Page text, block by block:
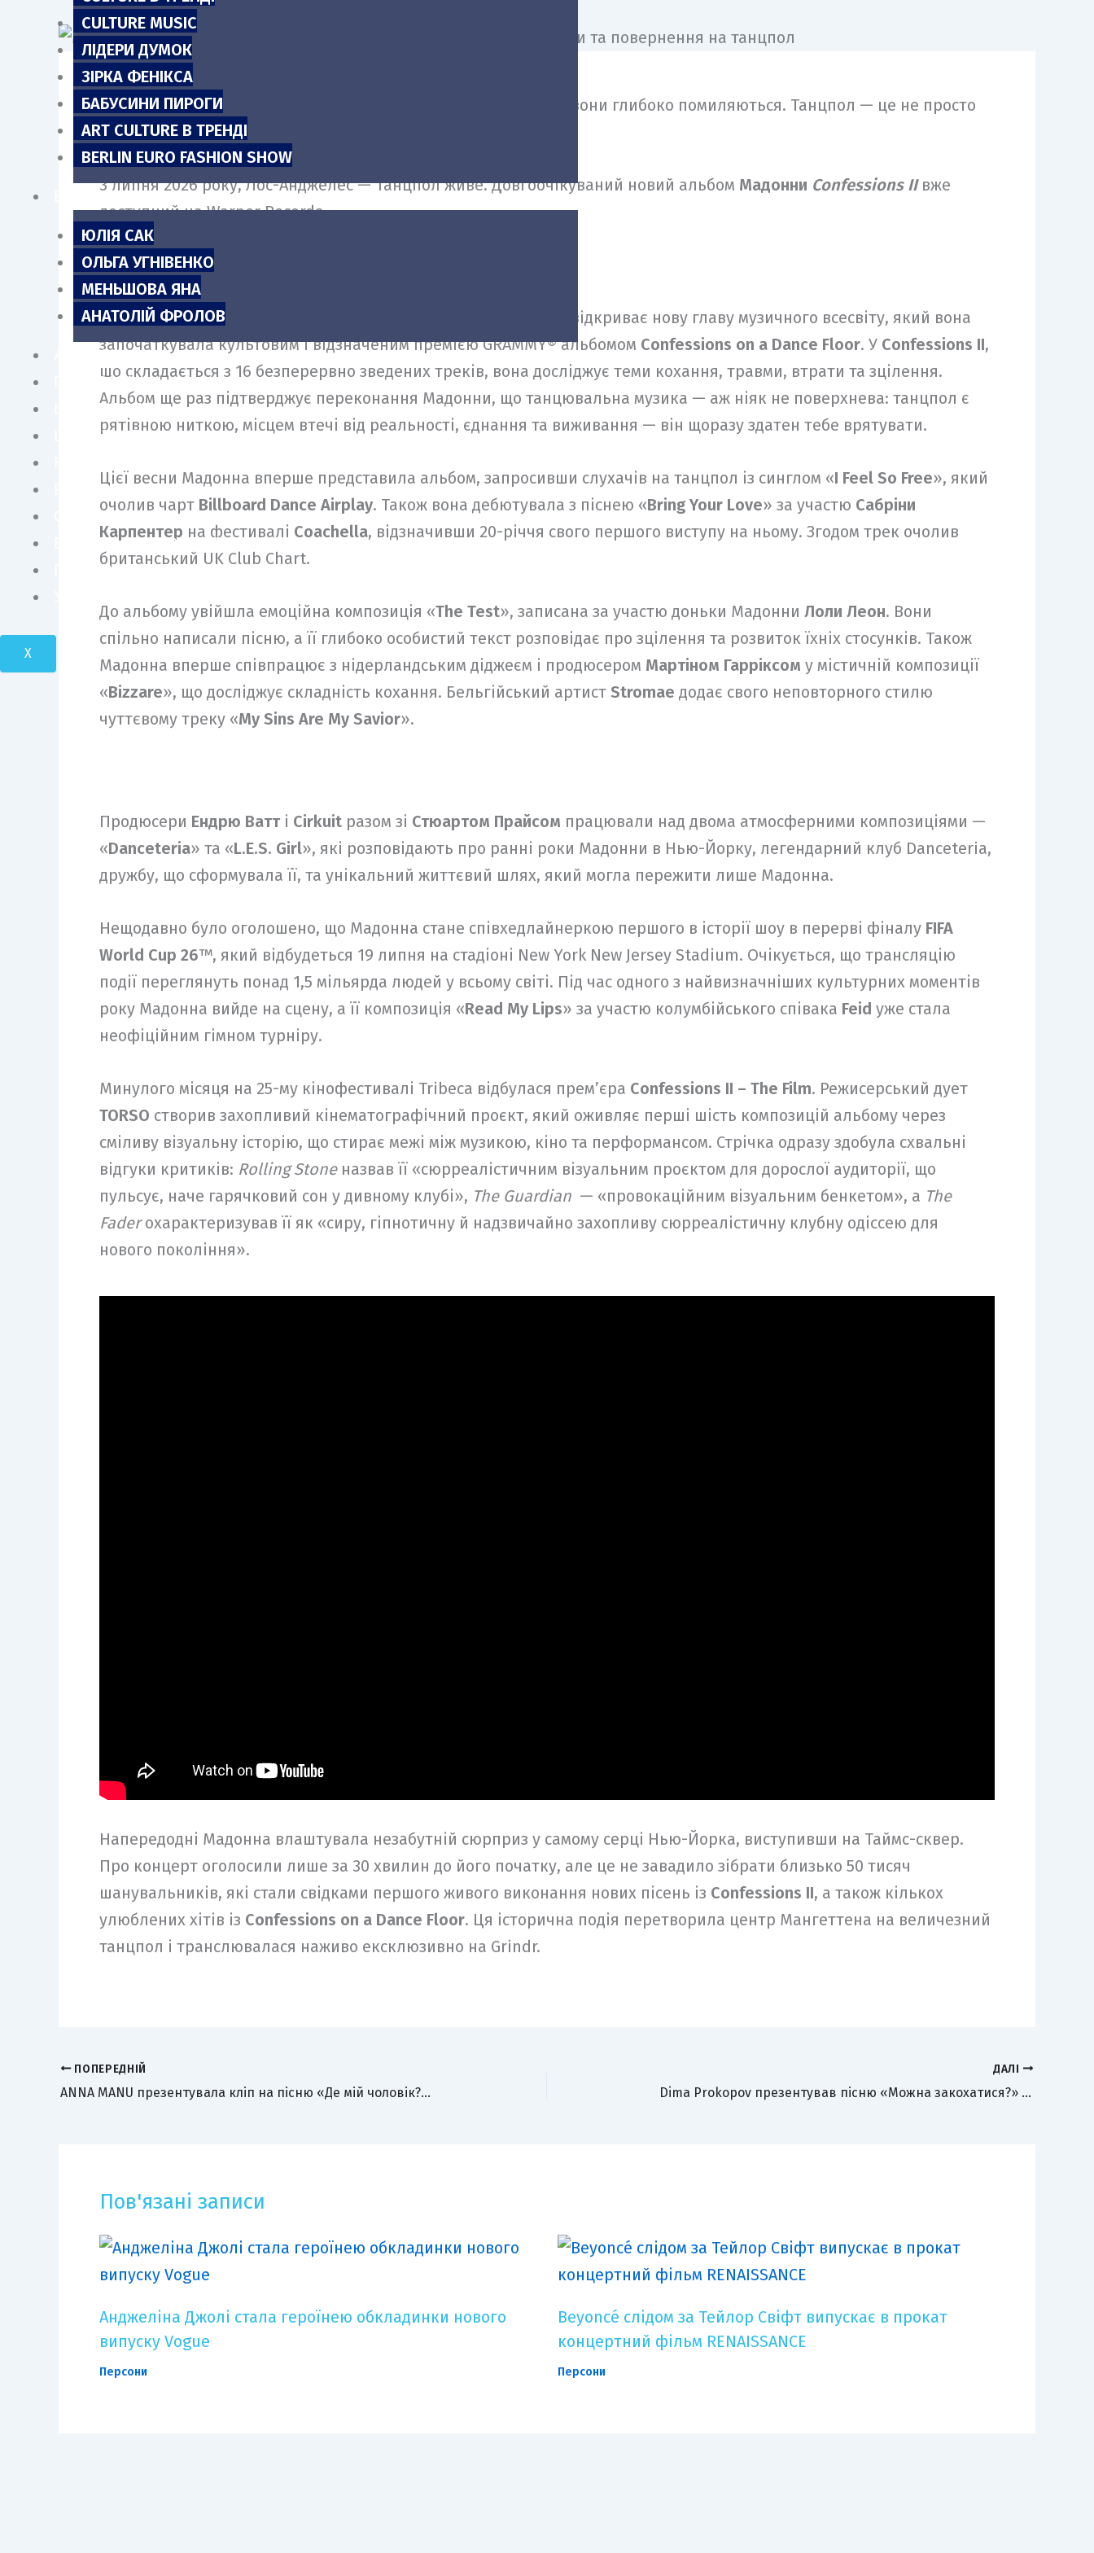
CULTURE MUSIC
ЛІДЕРИ ДУМОК
ЗІРКА ФЕНІКСА
БАБУСИНИ ПИРОГИ
ART CULTURE В ТРЕНДІ
BERLIN EURO FASHION SHOW
БЛОГИ
ЮЛІЯ САК
ОЛЬГА УГНІВЕНКО
МЕНЬШОВА ЯНА
АНАТОЛІЙ ФРОЛОВ
АНОНСИ
ПЕРСОНИ
ШОУ БІЗНЕС
LIFE STYLE
FASHION
СУСПІЛЬСТВО
БІЗНЕС І ТЕХНОЛОГІЇ
ПОДОРОЖІ І КРАСА
X
«Люди думають, що танцювальна музика — поверхнева, але вони глибоко помиляються. Танцпол — це не просто
місце, це межа. Ритуальний простір, де рух замінює мову».
3 липня 2026 року, Лос-Анджелес — Танцпол живе. Довгоочікуваний новий альбом Мадонни Confessions II вже
доступний на Warner Records.
https://madonna.lnk.to/Confessions2
Возз’єднавшись із продюсером
, Мадонна відкриває нову главу музичного всесвіту, який вона
започаткувала культовим і відзначеним премією GRAMMY® альбомом Confessions on a Dance Floor. У Confessions II,
що складається з 16 безперервно зведених треків, вона досліджує теми кохання, травми, втрати та зцілення.
Альбом ще раз підтверджує переконання Мадонни, що танцювальна музика — аж ніяк не поверхнева: танцпол є
рятівною ниткою, місцем втечі від реальності, єднання та виживання — він щоразу здатен тебе врятувати.
Цієї весни Мадонна вперше представила альбом, запросивши слухачів на танцпол із синглом «I Feel So Free», який
очолив чарт Billboard Dance Airplay. Також вона дебютувала з піснею «Bring Your Love» за участю Сабріни
Карпентер на фестивалі Coachella, відзначивши 20-річчя свого першого виступу на ньому. Згодом трек очолив
британський UK Club Chart.
До альбому увійшла емоційна композиція «The Test», записана за участю доньки Мадонни Лоли Леон. Вони
спільно написали пісню, а її глибоко особистий текст розповідає про зцілення та розвиток їхніх стосунків. Також
Мадонна вперше співпрацює з нідерландським діджеєм і продюсером Мартіном Гарріксом у містичній композиції
«Bizzare», що досліджує складність кохання. Бельгійський артист Stromae додає свого неповторного стилю
чуттєвому треку «My Sins Are My Savior».
Продюсери Ендрю Ватті Cirkuit разом зі Стюартом Прайсом працювали над двома атмосферними композиціями —
«Danceteria» та «L.E.S. Girl», які розповідають про ранні роки Мадонни в Нью-Йорку, легендарний клуб Danceteria,
дружбу, що сформувала її, та унікальний життєвий шлях, який могла пережити лише Мадонна.
Нещодавно було оголошено, що Мадонна стане співхедлайнеркою першого в історії шоу в перерві фіналу FIFA
World Cup 26™, який відбудеться 19 липня на стадіоні New York New Jersey Stadium. Очікується, що трансляцію
події переглянуть понад 1,5 мільярда людей у всьому світі. Під час одного з найвизначніших культурних моментів
року Мадонна вийде на сцену, а її композиція «Read My Lips» за участю колумбійського співака Feid уже стала
неофіційним гімном турніру.
Минулого місяця на 25-му кінофестивалі Tribeca відбулася прем’єра Confessions II – The Film. Режисерський дует
TORSO створив захопливий кінематографічний проєкт, який оживляє перші шість композицій альбому через
сміливу візуальну історію, що стирає межі між музикою, кіно та перформансом. Стрічка одразу здобула схвальні
відгуки критиків: Rolling Stoneназвав її «сюрреалістичним візуальним проєктом для дорослої аудиторії, що
пульсує, наче гарячковий сон у дивному клубі», The Guardian — «провокаційним візуальним бенкетом», а The
Faderохарактеризував її як «сиру, гіпнотичну й надзвичайно захопливу сюрреалістичну клубну одіссею для
нового покоління».
Напередодні Мадонна влаштувала незабутній сюрприз у самому серці Нью-Йорка, виступивши на Таймс-сквер.
Про концерт оголосили лише за 30 хвилин до його початку, але це не завадило зібрати близько 50 тисяч
шанувальників, які стали свідками першого живого виконання нових пісень із Confessions II, а також кількох
улюблених хітів із Confessions on a Dance Floor. Ця історична подія перетворила центр Мангеттена на величезний
танцпол і транслювалася наживо ексклюзивно на Grindr.
ПОПЕРЕДНІЙ
ANNA MANU презентувала кліп на пісню «Де мій чоловік?» про віру в справжнє кохання
ДАЛІ
Dima Prokopov презентував пісню «Можна закохатися?» та зробив своїх прихильників героями кліпу
Пов'язані записи
Анджеліна Джолі стала героїнею обкладинки нового
випуску Vogue
Персони
Beyoncé слідом за Тейлор Свіфт випускає в прокат
концертний фільм RENAISSANCE
Персони